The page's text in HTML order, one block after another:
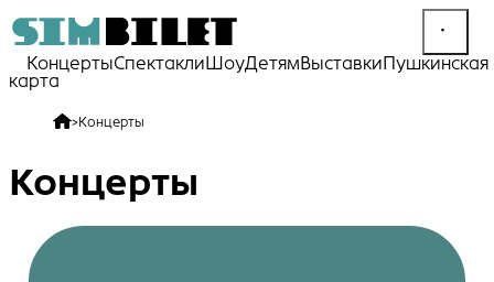
КонцертыСпектакли ШоуДетямВыставкиПушкинская
карта
>Концерты
Концерты